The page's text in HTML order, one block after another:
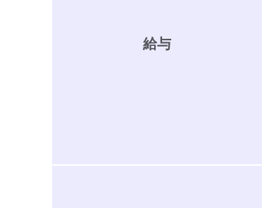
給与